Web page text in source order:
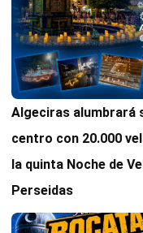
Algeciras alumbrará
centro con 20.000
la quinta Noche de
Perseidas